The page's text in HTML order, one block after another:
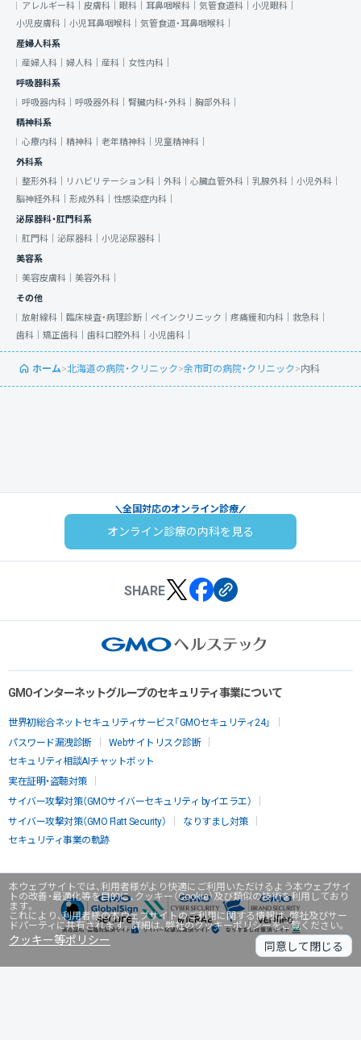
本ウェブサイトでは、利用者様がより快適にご利用いただけるよう本ウェブサイ
トの改善・最適化等を目的に、クッキー（Cookie）及び類似の技術を利用しており
ます。
これにより、利用者様の本ウェブサイトのご利用に関する情報は、弊社及びサー
ドパーティに共有されます。詳細は、弊社のクッキーポリシーをご覧ください。
クッキー等ポリシー 同意して閉じる
アレルギー科｜ 皮膚科｜ 眼科｜ 耳鼻咽喉科｜ 気管食道科｜ 小児眼科｜
小児皮膚科｜ 小児耳鼻咽喉科｜ 気管食道・耳鼻咽喉科｜
産婦人科系
産婦人科｜ 婦人科｜ 産科｜ 女性内科｜
呼吸器科系
呼吸器内科｜ 呼吸器外科｜ 腎臓内科・外科｜ 胸部外科｜
精神科系
心療内科｜ 精神科｜ 老年精神科｜ 児童精神科｜
外科系
整形外科｜
リハビリテーション科｜ 外科｜ 心臓血管外科｜ 乳腺外科｜ 小児外科｜
脳神経外科｜ 形成外科｜ 性感染症内科｜
泌尿器科・肛門科系
肛門科｜ 泌尿器科｜ 小児泌尿器科｜
美容系
美容皮膚科｜ 美容外科｜
その他
放射線科｜ 臨床検査・病理診断｜ ペインクリニック｜ 疼痛緩和内科｜ 救急科｜
歯科｜ 矯正歯科｜ 歯科口腔外科｜ 小児歯科｜
ホーム>北海道の病院・クリニック>余市町の病院・クリニック>内科
全国対応のオンライン診療
オンライン診療の内科を見る
SHARE
GMOインターネットグループのセキュリティ事業について
世界初総合ネットセキュリティサービス「GMOセキュリティ24」
パスワード漏洩診断
Webサイトリスク診断
セキュリティ相談AIチャットボット
実在証明・盗聴対策
サイバー攻撃対策（GMOサイバーセキュリティ byイエラエ）
サイバー攻撃対策（GMO Flatt Security）
なりすまし対策
セキュリティ事業の軌跡